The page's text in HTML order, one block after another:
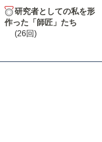
研究者としての私を形
作った「師匠」たち
(26回)